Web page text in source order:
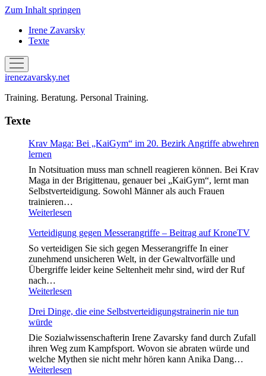
Zum Inhalt springen
Irene Zavarsky
Texte
Menü
öffnen
irenezavarsky.net
Training. Beratung. Personal Training.
Texte
Krav Maga: Bei „KaiGym“ im 20. Bezirk Angriffe abwehren
lernen
In Notsituation muss man schnell reagieren können. Bei Krav
Maga in der Brigittenau, genauer bei „KaiGym“, lernt man
Selbstverteidigung. Sowohl Männer als auch Frauen
trainieren…
Weiterlesen
Bei
„KaiGym“
im
20.
Bezirk
abwehren
lernen
Verteidigung gegen Messerangriffe – Beitrag auf KroneTV
So verteidigen Sie sich gegen Messerangriffe In einer
zunehmend unsicheren Welt, in der Gewaltvorfälle und
Übergriffe leider keine Seltenheit mehr sind, wird der Ruf
nach…
Weiterlesen
Messerangriffe
Beitrag
auf
KroneTV
Drei Dinge, die eine Selbstverteidigungstrainerin nie tun
würde
Die Sozialwissenschafterin Irene Zavarsky fand durch Zufall
ihren Weg zum Kampfsport. Wovon sie abraten würde und
welche Mythen sie nicht mehr hören kann Anika Dang…
Weiterlesen